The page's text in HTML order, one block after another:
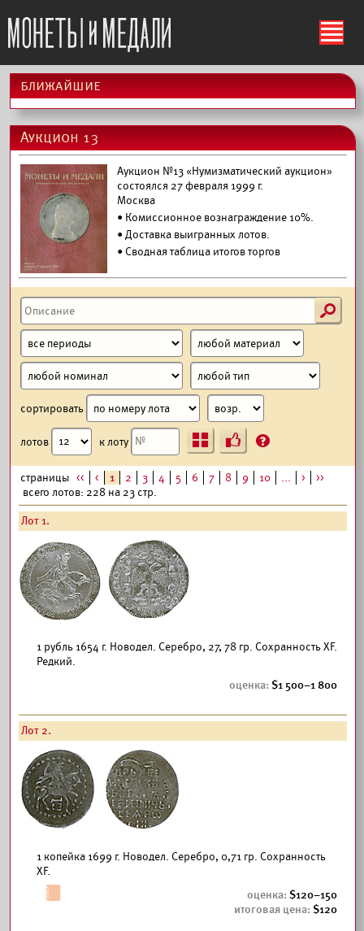
ś
ближайшие
Аукцион 13
Аукцион №13 «Нумизматический аукцион»
состоялся 27 февраля 1999 г.
Москва
• Комиссионное вознаграждение 10%.
•Доставка выигранных лотов.
• Сводная таблица итогов торгов
s
сортировать
лотов к лоту Ъ ?
страницы << < 1 2 3 4 5 6 7 8 9 10 ... >
>>
всего лотов: 228 на 23 стр.
Лот 1.
1 рубль 1654 г. Новодел. Серебро, 27, 78 гр. Сохранность XF.
Редкий.
1 500–1 800
Лот 2.
1 копейка 1699 г. Новодел. Серебро, 0,71 гр. Сохранность
XF.
120–150
120